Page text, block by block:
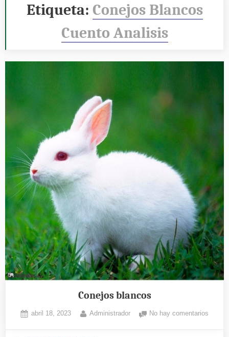
Etiqueta: Conejos Blancos
Cuento Analisis
Conejos blancos
Posted
abril 18, 2023 By
Administrador No hay comentarios